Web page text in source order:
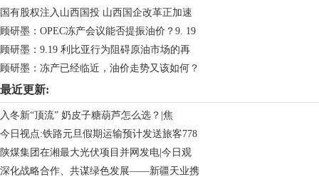
国有股权注入山西国投 山西国企改革正加速
顾研墨：OPEC冻产会议能否提振油价？9. 19
顾研墨：9.19 利比亚行为阻碍原油市场的再
顾研墨：冻产已经临近，油价走势又该如何？
最近更新:
入冬新“顶流” 奶皮子糖葫芦怎么选？|焦
今日视点:铁路元旦假期运输预计发送旅客778
陕煤集团在湘最大光伏项目并网发电|今日观
深化战略合作、共谋绿色发展——新疆天业携